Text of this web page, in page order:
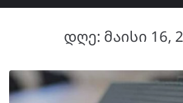
დღე: მაისი 16,